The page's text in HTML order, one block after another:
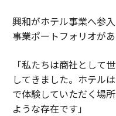
興和がホテル事業へ参
事業ポートフォリオがあ
「私たちは商社として
してきました。ホテル
で体験していただく場
ような存在です」